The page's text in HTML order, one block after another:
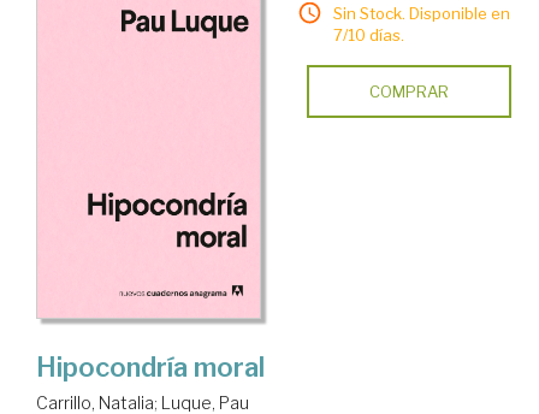
Sin Stock. Disponible en
7/10 días.
COMPRAR
Hipocondría moral
Carrillo, Natalia; Luque, Pau